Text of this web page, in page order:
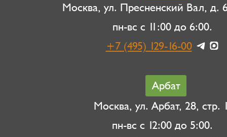
Москва, ул. Пресненский Вал, д.
пн-вс с 11:00 до 6:00.
+7 (495) 129-16-00
Арбат
Москва, ул. Арбат, 28, стр.
пн-вс с 12:00 до 5:00.